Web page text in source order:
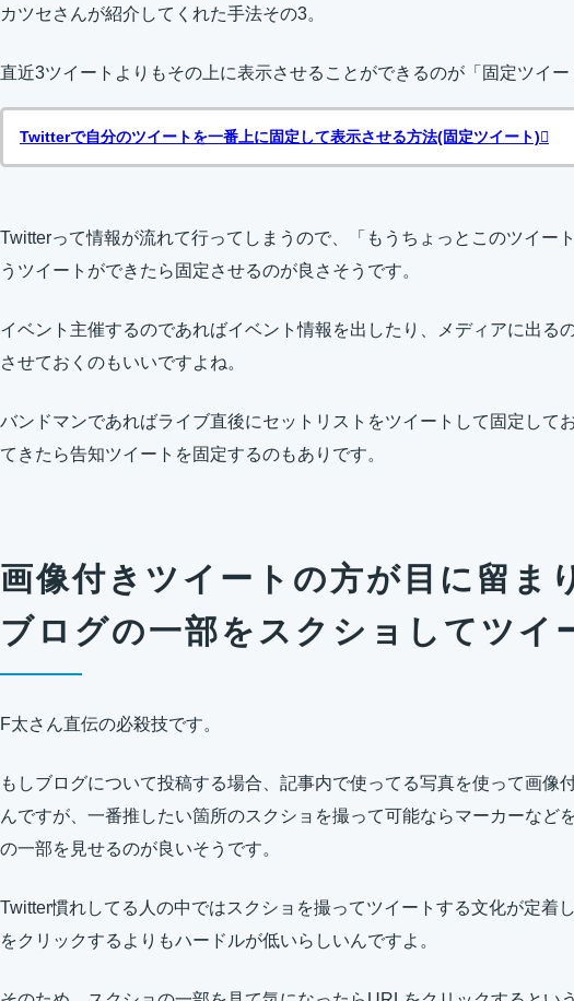
カツセさんが紹介してくれた手法その3。
直近3ツイートよりもその上に表示させることができるのが「固定ツイー
Twitterで自分のツイートを一番上に固定して表示させる方法(固定ツイート)
Twitterって情報が流れて行ってしまうので、「もうちょっとこのツイー
うツイートができたら固定させるのが良さそうです。
イベント主催するのであればイベント情報を出したり、メディアに出る
させておくのもいいですよね。
バンドマンであればライブ直後にセットリストをツイートして固定して
てきたら告知ツイートを固定するのもありです。
画像付きツイートの方が目に留ま
ブログの一部をスクショしてツイ
F太さん直伝の必殺技です。
もしブログについて投稿する場合、記事内で使ってる写真を使って画像
んですが、一番推したい箇所のスクショを撮って可能ならマーカーなど
の一部を見せるのが良いそうです。
Twitter慣れしてる人の中ではスクショを撮ってツイートする文化が定着
をクリックするよりもハードルが低いらしいんですよ。